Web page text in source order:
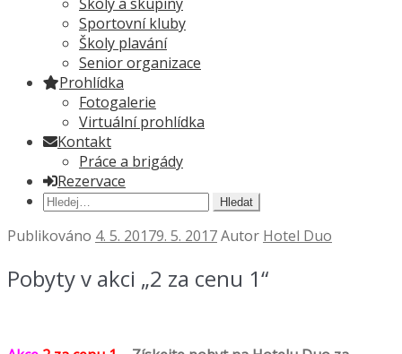
Sportovní kluby
Školy plavání
Senior organizace
Prohlídka
Fotogalerie
Virtuální prohlídka
Kontakt
Práce a brigády
Rezervace
Hledat:
Publikováno 4. 5. 20179. 5. 2017Autor Hotel Duo
Pobyty v akci „2 za cenu 1“